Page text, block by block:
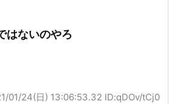
はないのやろ
01/24(日) 13:06:53.32 ID:qDOv/tCj0